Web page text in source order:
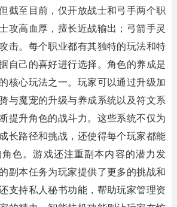
截至目前，仅开放战士和弓手两个职
攻高血厚，擅长近战输出；弓箭手灵
击。每个职业都有其独特的玩法和特
自己的喜好进行选择。角色的养成是
核心玩法之一。玩家可以通过升级加
与魔宠的升级与养成系统以及符文系
提升角色的战斗力。这些系统不仅为
长路径和挑战，还使得每个玩家都能
色。游戏还注重副本内容的潜力发
副本任务为玩家提供了更多的挑战和
支持私人秘书功能，帮助玩家管理资